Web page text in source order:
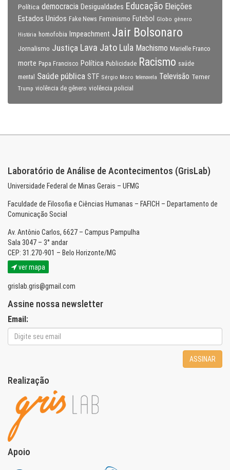
Política democracia Desigualdades Educação Eleições
Estados Unidos Fake News Feminismo Futebol Globo gênero
História homofobia Impeachment Jair Bolsonaro
Jornalismo Justiça Lava Jato Lula Machismo Marielle Franco
morte Papa Francisco Política Publicidade Racismo saúde
mental
Saúde pública STF Sérgio Moro telenovela Televisão Temer
Trump violência de gênero violência policial
Laboratório de Análise de Acontecimentos (GrisLab)
Universidade Federal de Minas Gerais – UFMG
Faculdade de Filosofia e Ciências Humanas – FAFICH – Departamento de
Comunicação Social
Av. Antônio Carlos, 6627 – Campus Pampulha
Sala 3047 – 3° andar
CEP: 31.270-901 – Belo Horizonte/MG
ver mapa
grislab.gris@gmail.com
Assine nossa newsletter
Email:
ASSINAR
Realização
Apoio